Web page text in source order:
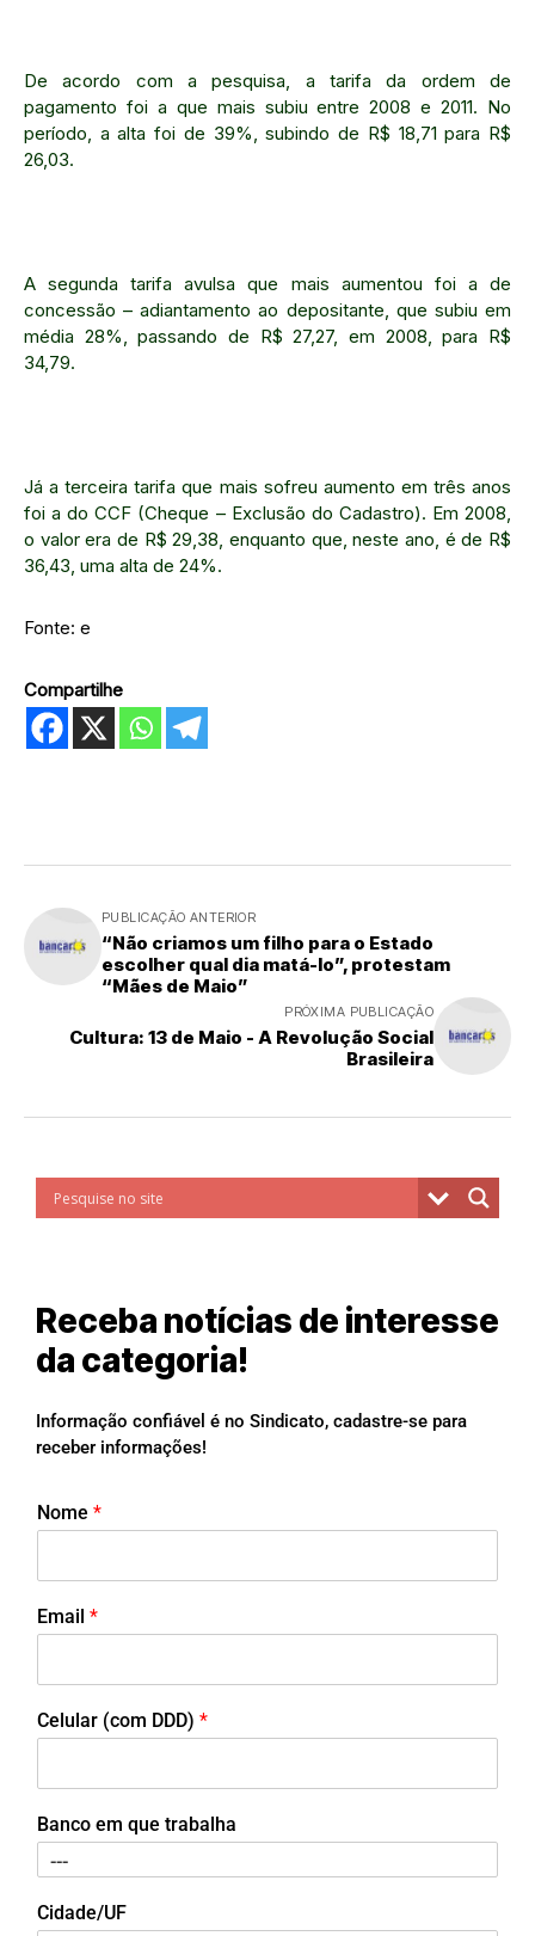
De acordo com a pesquisa, a tarifa da ordem de
pagamento foi a que mais subiu entre 2008 e 2011. No
período, a alta foi de 39%, subindo de R$ 18,71 para R$
26,03.
A segunda tarifa avulsa que mais aumentou foi a de
concessão – adiantamento ao depositante, que subiu em
média 28%, passando de R$ 27,27, em 2008, para R$
34,79.
Já a terceira tarifa que mais sofreu aumento em três anos
foi a do CCF (Cheque – Exclusão do Cadastro). Em 2008,
o valor era de R$ 29,38, enquanto que, neste ano, é de R$
36,43, uma alta de 24%.
Fonte: e
Compartilhe
PUBLICAÇÃO ANTERIOR
“Não criamos um filho para o Estado
escolher qual dia matá-lo”, protestam
“Mães de Maio”
PRÓXIMA PUBLICAÇÃO
Cultura: 13 de Maio - A Revolução Social
Brasileira
Receba notícias de interesse
da categoria!
Informação confiável é no Sindicato, cadastre-se para
receber informações!
Nome *
Email *
Celular (com DDD) *
Banco em que trabalha
Cidade/UF